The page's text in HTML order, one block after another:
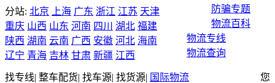
防骗专题
物流百科
物流专线
物流查询
找专线| 整车配货| 找车源| 找货源| 国际物流
分站: 北京 上海 广东 浙江 江苏 天津
重庆 山西 山东 河南 四川 湖北 福建
陕西 湖南 云南 广西 安徽 河北 海南
辽宁 青海 吉林 甘肃 新疆 江西
您